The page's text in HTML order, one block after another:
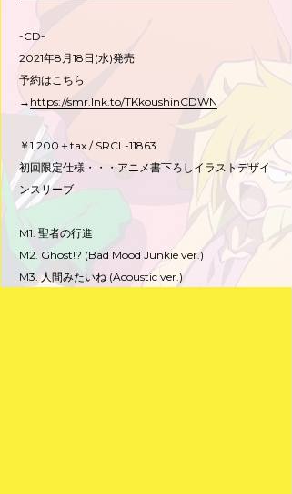
-CD-
2021年8月18日(水)発売
予約はこちら
→ https://smr.lnk.to/TKkoushinCDWN
￥1,200＋tax / SRCL-11863
初回限定仕様・・・アニメ書下ろしイラストデザイ
ンスリーブ
M1. 聖者の行進
M2. Ghost!? (Bad Mood Junkie ver.)
M3. 人間みたいね (Acoustic ver.)